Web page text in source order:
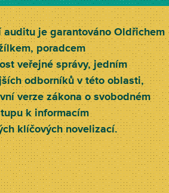
je garantováno Oldřichem
poradcem
veřejné správy, jedním
odborníků v této oblasti,
verze zákona o svobodném
k informacím
klíčových novelizací.